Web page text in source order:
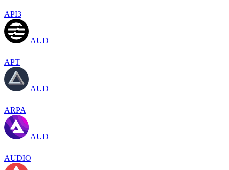
API3
AUD
APT
AUD
ARPA
AUD
AUDIO